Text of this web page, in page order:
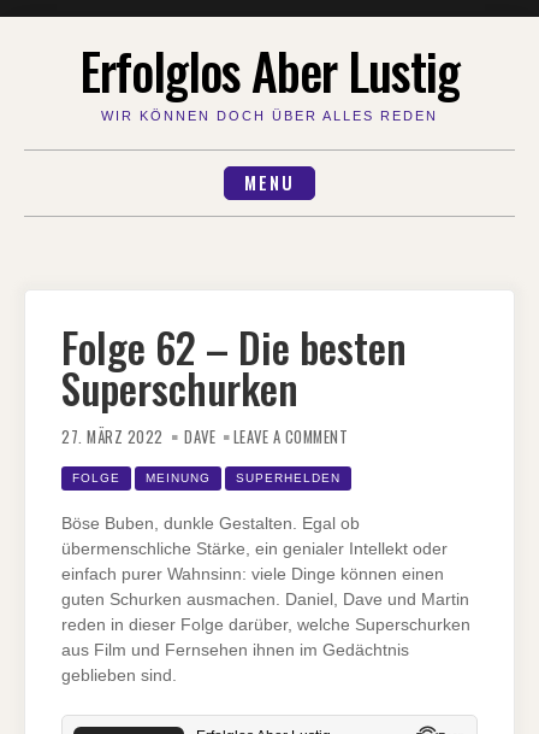
Erfolglos Aber Lustig
WIR KÖNNEN DOCH ÜBER ALLES REDEN
MENU
Folge 62 – Die besten
Superschurken
27. MÄRZ 2022 DAVE LEAVE A COMMENT
–
BESTEN
FOLGE MEINUNG SUPERHELDEN
Böse Buben, dunkle Gestalten. Egal ob
übermenschliche Stärke, ein genialer Intellekt oder
einfach purer Wahnsinn: viele Dinge können einen
guten Schurken ausmachen. Daniel, Dave und Martin
reden in dieser Folge darüber, welche Superschurken
aus Film und Fernsehen ihnen im Gedächtnis
geblieben sind.